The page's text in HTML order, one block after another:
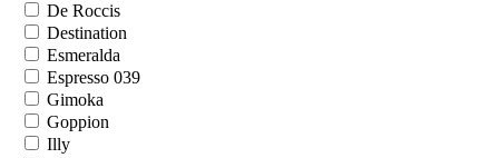
De Roccis
Destination
Esmeralda
Espresso 039
Gimoka
Goppion
Illy